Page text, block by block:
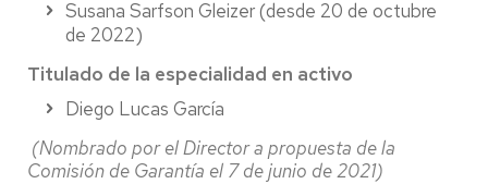
Susana Sarfson Gleizer (desde 20 de octubre
de 2022)
Titulado de la especialidad en activo
Diego Lucas García
(Nombrado por el Director a propuesta de la
Comisión de Garantía el 7 de junio de 2021)